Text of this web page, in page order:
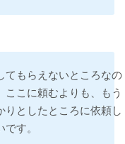
てもらえないところなの
こに頼むよりも、もう
りとしたところに依頼し
す。